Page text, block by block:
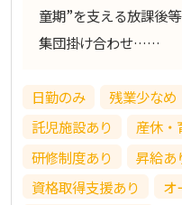
童期”を支える放課後
集団掛け合わせ……
日勤のみ 残業少なめ
託児施設あり
産休・
研修制度あり
昇給あ
資格取得支援あり
オ